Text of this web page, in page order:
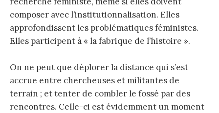
composer avec l’institutionnalisation. Elles
approfondissent les problématiques féministes.
Elles participent à « la fabrique de l’histoire ».
On ne peut que déplorer la distance qui s’est
accrue entre chercheuses et militantes de
terrain ; et tenter de combler le fossé par des
rencontres. Celle-ci est évidemment un moment